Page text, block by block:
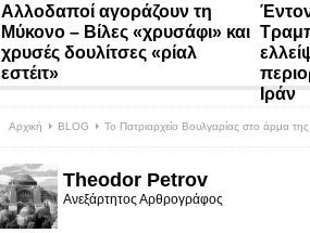
Αλλοδαποί αγοράζουν τη
Μύκονο – Βίλες «χρυσάφι» και
χρυσές δουλίτσες «ρίαλ
εστέιτ»
Ιράν
Αρχική BLOG Το Πατριαρχείο Βουλγαρίας στο άρμα
Theodor Petrov
Ανεξάρτητος Αρθρογράφος